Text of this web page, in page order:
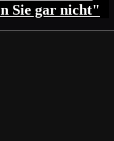
Sie gar nicht"